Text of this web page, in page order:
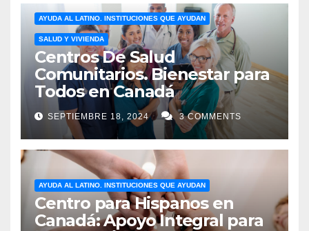
AYUDA AL LATINO. INSTITUCIONES QUE AYUDAN
SALUD Y VIVIENDA
Centros De Salud
Comunitarios. Bienestar para
Todos en Canadá
SEPTIEMBRE 18, 2024 3 COMMENTS
AYUDA AL LATINO. INSTITUCIONES QUE AYUDAN
Centro para Hispanos en
Canadá: Apoyo Integral para